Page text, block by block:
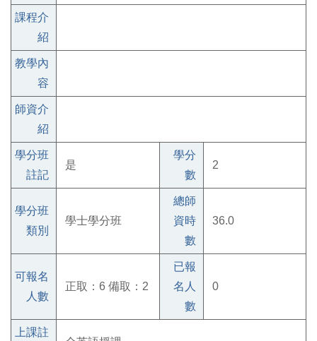
課程介
紹
教學內
容
師資介
紹
學分班
註記
是
學分
數
2
學分班
類別
學士學分班
總師
資時
數
36.0
可報名
人數
正取：6 備取：2
已報
名人
數
0
上課註